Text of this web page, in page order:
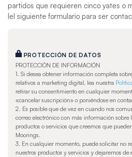
partidos que requieren cinco yates o
lel siguiente formulario para ser
PROTECCIÓN DE DATOS
PROTECCIÓN DE INFORMACIÓN
1. Si desea obtener información completa
relativos a marketing digital, lea nuestra
retirar su consentimiento en cualquier
«cancelar suscripción» o poniéndose en
2. Es posible que de vez en cuando nos
correo electrónico con más información sobre
productos o servicios que creemos que
Moorings.
3. En cualquier momento, puede solicitar no
nuestros productos y servicios y dejaremos